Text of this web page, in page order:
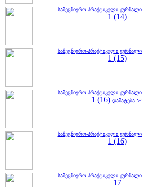
სამეცნიერო-პრაქტიკული
1 (14)
სამეცნიერო-პრაქტიკული
1 (15)
სამეცნიერო-პრაქტიკული
1 (16) დამატება №1
სამეცნიერო-პრაქტიკული
1 (16)
სამეცნიერო-პრაქტიკული
17